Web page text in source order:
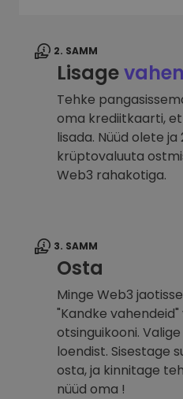
2. SAMM
Lisage
Tehke
oma krediitkaarti,
lisada. Nüüd olete ja
krüptovaluuta
Web3 rahakotiga.
3. SAMM
Osta
Minge Web3
"Kandke
otsinguikooni.
loendist. Sisestage
osta, ja kinnitage
nüüd oma !